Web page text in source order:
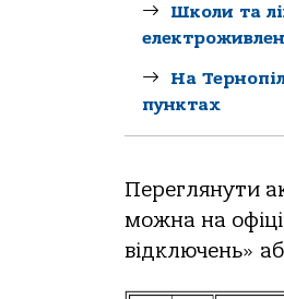
Школи та
На
пунктах
Переглянути
мoжнa нa
відключень»